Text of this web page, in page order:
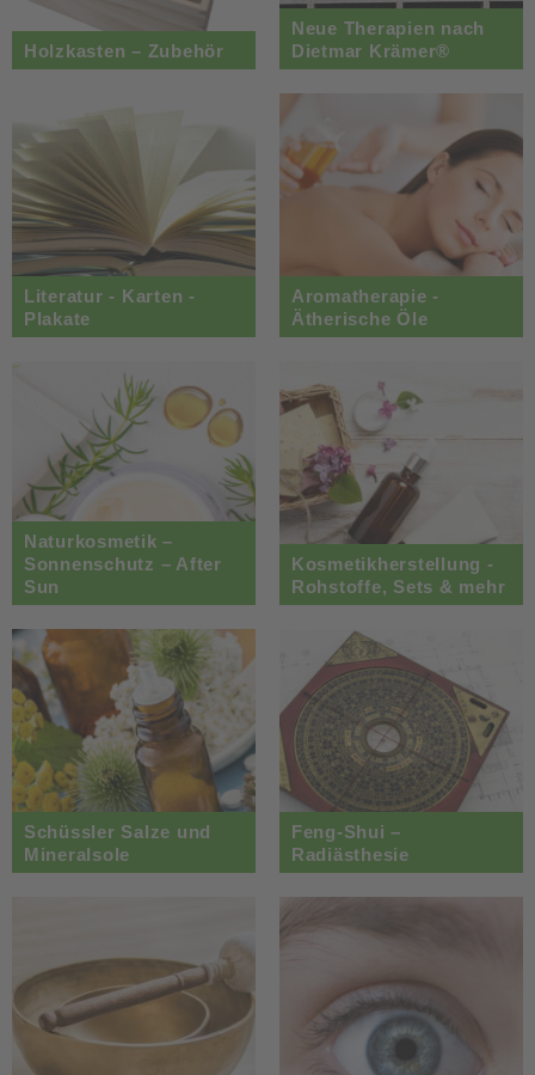
Holzkasten – Zubehör
Neue Therapien nach
Dietmar Krämer®
Literatur - Karten -
Plakate
Aromatherapie -
Ätherische Öle
Naturkosmetik –
Sonnenschutz – After
Sun
Kosmetikherstellung -
Rohstoffe, Sets & mehr
Schüssler Salze und
Mineralsole
Feng-Shui –
Radiästhesie